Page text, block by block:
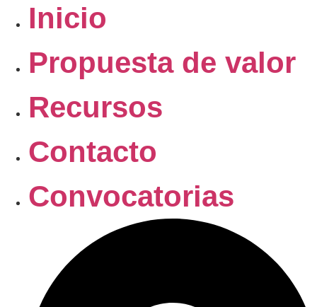
Inicio
Propuesta de valor
Recursos
Contacto
Convocatorias